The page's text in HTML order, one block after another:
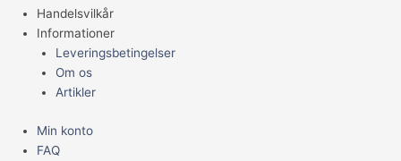
Handelsvilkår
Informationer
Leveringsbetingelser
Om os
Artikler
Min konto
FAQ